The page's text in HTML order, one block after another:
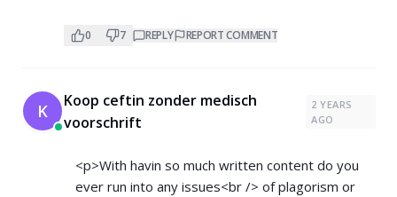
0 7 REPLY REPORT COMMENT
K
Koop ceftin zonder medisch
voorschrift
2 YEARS
AGO
<p>With havin so much written content do you
ever run into any issues<br /> of plagorism or